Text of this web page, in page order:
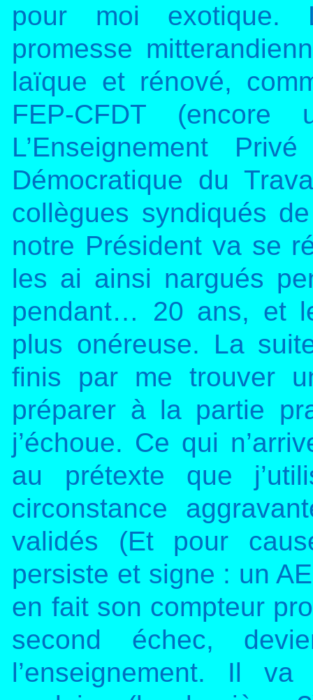
pour moi exotique.
promesse
laïque et rénové,
FEP-CFDT
L’Enseignement
Démocratique du
collègues syndiqués
notre Président va se
les ai ainsi nargués
pendant… 20 ans, et
plus onéreuse. La
finis par me trouver
préparer à la partie
j’échoue. Ce qui
au prétexte que
circonstance
validés (Et pour
persiste et signe : un
en fait son compteur
second échec,
l’enseignement. Il